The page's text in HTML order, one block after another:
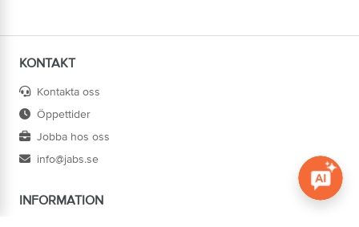
KONTAKT
Kontakta oss
Öppettider
Jobba hos oss
info@jabs.se
INFORMATION